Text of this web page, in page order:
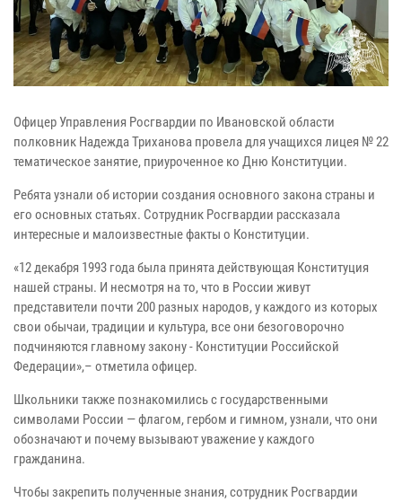
Офицер Управления Росгвардии по Ивановской области
полковник Надежда Триханова провела для учащихся лицея № 22
тематическое занятие, приуроченное ко Дню Конституции.
Ребята узнали об истории создания основного закона страны и
его основных статьях. Сотрудник Росгвардии рассказала
интересные и малоизвестные факты о Конституции.
«12 декабря 1993 года была принята действующая Конституция
нашей страны. И несмотря на то, что в России живут
представители почти 200 разных народов, у каждого из которых
свои обычаи, традиции и культура, все они безоговорочно
подчиняются главному закону - Конституции Российской
Федерации»,– отметила офицер.
Школьники также познакомились с государственными
символами России — флагом, гербом и гимном, узнали, что они
обозначают и почему вызывают уважение у каждого
гражданина.
Чтобы закрепить полученные знания, сотрудник Росгвардии